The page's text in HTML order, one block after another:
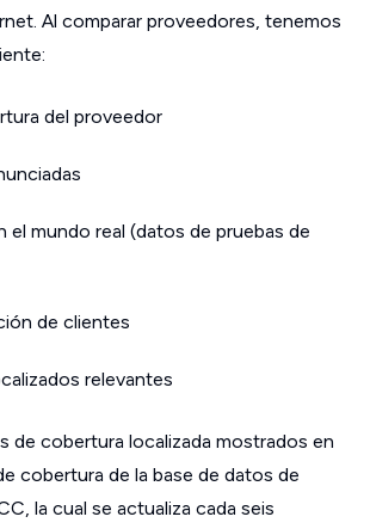
Al comparar proveedores, tenemos
del proveedor
el mundo real (datos de pruebas de
de clientes
relevantes
de cobertura localizada mostrados en
cobertura de la base de datos de
la cual se actualiza cada seis